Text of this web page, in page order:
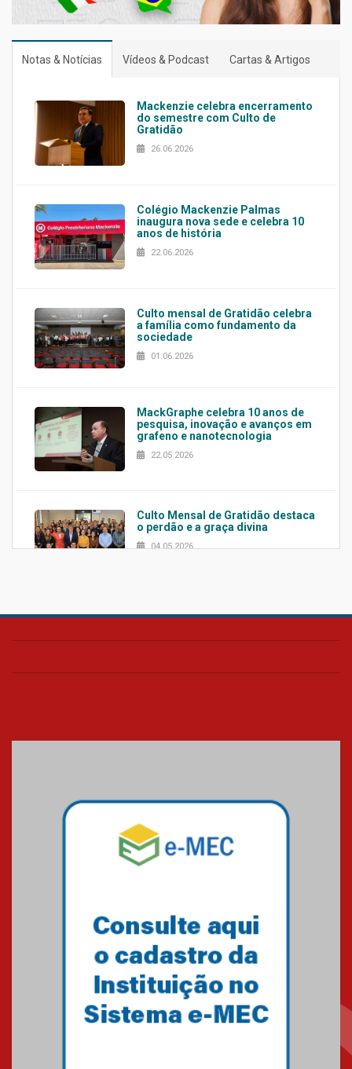
Notas & Notícias Vídeos & Podcast Cartas & Artigos
Mackenzie celebra encerramento
do semestre com Culto de
Gratidão
26.06.2026
Colégio Mackenzie Palmas
inaugura nova sede e celebra 10
anos de história
22.06.2026
Culto mensal de Gratidão celebra
a família como fundamento da
sociedade
01.06.2026
MackGraphe celebra 10 anos de
pesquisa, inovação e avanços em
grafeno e nanotecnologia
22.05.2026
Culto Mensal de Gratidão destaca
o perdão e a graça divina
04.05.2026
Confira como foi o culto mensal
Mackenzie mobiliza campanha
solidária para apoiar famílias em
Minas Gerais
Primeiro culto do ano ressalta o
27.02.2026